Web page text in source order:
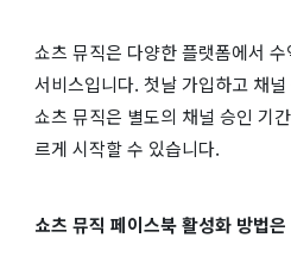
쇼츠 뮤직은 다양한 플랫폼에서
서비스입니다. 첫날 가입하고 채
쇼츠 뮤직은 별도의 채널 승인 기
르게 시작할 수 있습니다.
쇼츠 뮤직 페이스북 활성화 방법